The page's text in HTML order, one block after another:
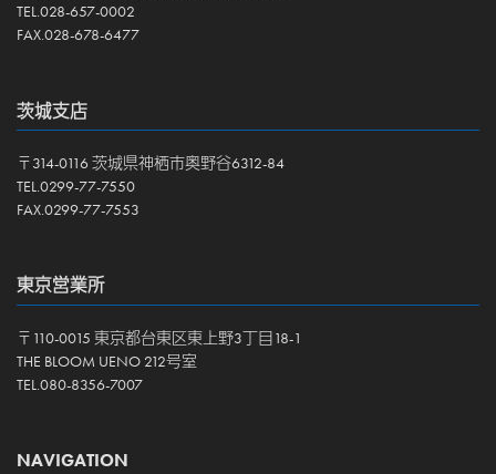
TEL.028-657-0002
FAX.028-678-6477
茨城支店
〒314-0116 茨城県神栖市奥野谷6312-84
TEL.0299-77-7550
FAX.0299-77-7553
東京営業所
〒110-0015 東京都台東区東上野3丁目18-1
THE BLOOM UENO 212号室
TEL.080-8356-7007
NAVIGATION